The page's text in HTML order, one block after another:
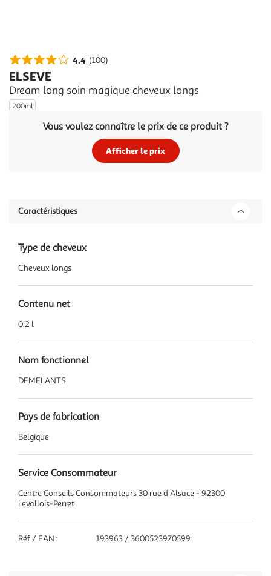
4.4 (100)
ELSEVE
Dream long soin magique cheveux longs
200ml
Vous voulez connaître le prix de ce produit ?
Afficher le prix
Caractéristiques
Type de cheveux
Cheveux longs
Contenu net
0.2 l
Nom fonctionnel
DEMELANTS
Pays de fabrication
Belgique
Service Consommateur
Centre Conseils Consommateurs 30 rue d Alsace - 92300
Levallois-Perret
Réf / EAN : 193963 / 3600523970599